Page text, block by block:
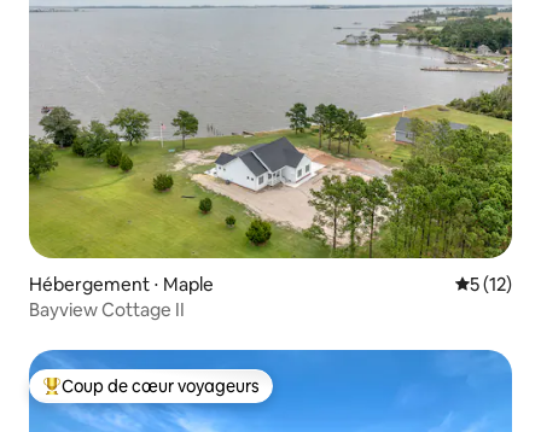
Hébergement ⋅ Maple
5 (12)
Bayview Cottage II
Coups de cœur voyageurs les plus appréciés
Coup de cœur voyageurs